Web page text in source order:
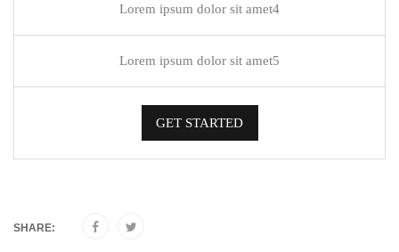
Lorem ipsum dolor sit amet4
Lorem ipsum dolor sit amet5
GET STARTED
SHARE: